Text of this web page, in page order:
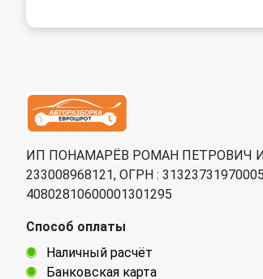
ИП ПОНАМАРЁВ РОМАН ПЕТРОВИЧ
233008968121, ОГРН :
40802810600001301295
Способ оплаты
Наличный расчёт
Банковская карта